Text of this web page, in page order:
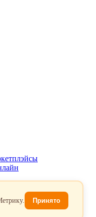
Политика обработки
персональных
Принято